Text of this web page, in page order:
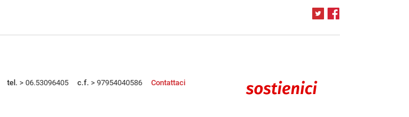
tel. > 06.53096405 c.f. > 97954040586 Contattaci